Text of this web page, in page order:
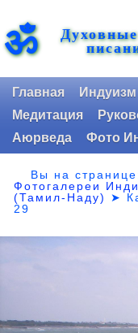
ॐ
Главная Индуизм
Медитация
Аюрведа
Фото
Вы на
Фотогалереи
(Тамил-Наду)
➤
29